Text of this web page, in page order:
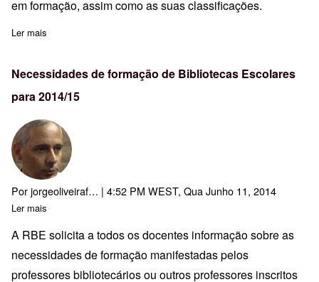
em formação, assim como as suas classificações.
Ler mais
Necessidades de formação de Bibliotecas Escolares
para 2014/15
Porjorgeoliveiraf… | 4:52 PM WEST, Qua Junho 11, 2014
Ler mais
A RBE solicita a todos os docentes informação sobre as
necessidades de formação manifestadas pelos
professores bibliotecários ou outros professores inscritos